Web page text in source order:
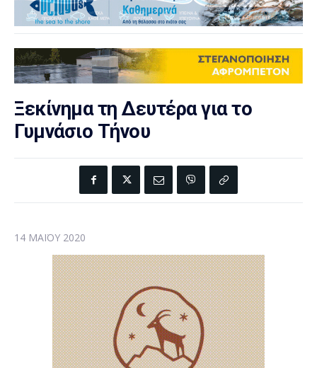
Ξεκίνημα τη Δευτέρα για το
Γυμνάσιο Τήνου
14 ΜΑΪ́ΟΥ 2020